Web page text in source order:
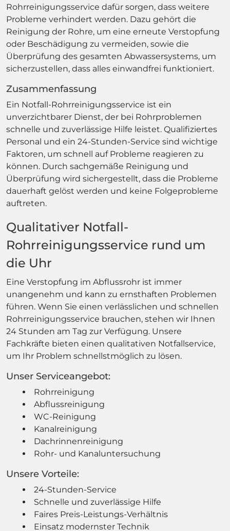
Rohrreinigungsservice dafür sorgen, dass weitere
Probleme verhindert werden. Dazu gehört die
Reinigung der Rohre, um eine erneute Verstopfung
oder Beschädigung zu vermeiden, sowie die
Überprüfung des gesamten Abwassersystems, um
sicherzustellen, dass alles einwandfrei funktioniert.
Zusammenfassung
Ein Notfall-Rohrreinigungsservice ist ein
unverzichtbarer Dienst, der bei Rohrproblemen
schnelle und zuverlässige Hilfe leistet. Qualifiziertes
Personal und ein 24-Stunden-Service sind wichtige
Faktoren, um schnell auf Probleme reagieren zu
können. Durch sachgemäße Reinigung und
Überprüfung wird sichergestellt, dass die Probleme
dauerhaft gelöst werden und keine Folgeprobleme
auftreten.
Qualitativer Notfall-
Rohrreinigungsservice rund um
die Uhr
Eine Verstopfung im Abflussrohr ist immer
unangenehm und kann zu ernsthaften Problemen
führen. Wenn Sie einen verlässlichen und schnellen
Rohrreinigungsservice brauchen, stehen wir Ihnen
24 Stunden am Tag zur Verfügung. Unsere
Fachkräfte bieten einen qualitativen Notfallservice,
um Ihr Problem schnellstmöglich zu lösen.
Unser Serviceangebot:
Rohrreinigung
Abflussreinigung
WC-Reinigung
Kanalreinigung
Dachrinnenreinigung
Rohr- und Kanaluntersuchung
Unsere Vorteile:
24-Stunden-Service
Schnelle und zuverlässige Hilfe
Faires Preis-Leistungs-Verhältnis
Einsatz modernster Technik